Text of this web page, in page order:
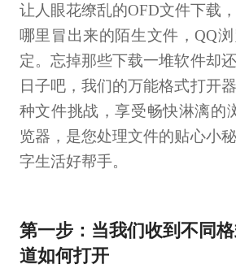
让人眼花缭乱的OFD文件下载
哪里冒出来的陌生文件，QQ
定。忘掉那些下载一堆软件却
日子吧，我们的万能格式打开
种文件挑战，享受畅快淋漓的
览器，是您处理文件的贴心小
字生活好帮手。
第一步：当我们收到不同
道如何打开